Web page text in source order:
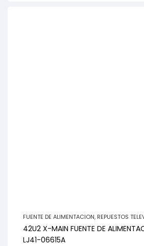
FUENTE DE ALIMENTACION, REPUESTOS
42U2 X-MAIN FUENTE DE
LJ41-06615A